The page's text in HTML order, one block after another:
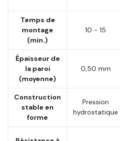
Temps de
montage
(min.)
10 - 15
Épaisseur de
la paroi
(moyenne)
0,50 mm
Construction
stable en
forme
Pression
hydrostatique